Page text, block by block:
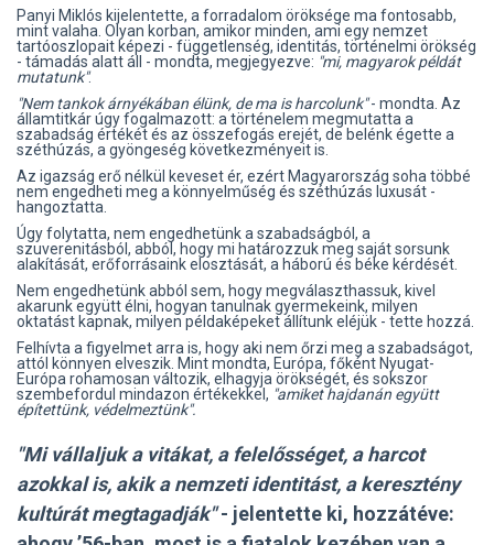
Panyi Miklós kijelentette, a forradalom öröksége ma fontosabb,
mint valaha. Olyan korban, amikor minden, ami egy nemzet
tartóoszlopait képezi - függetlenség, identitás, történelmi örökség
- támadás alatt áll - mondta, megjegyezve: "mi, magyarok példát
mutatunk".
"Nem tankok árnyékában élünk, de ma is harcolunk"- mondta. Az
államtitkár úgy fogalmazott: a történelem megmutatta a
szabadság értékét és az összefogás erejét, de belénk égette a
széthúzás, a gyöngeség következményeit is.
Az igazság erő nélkül keveset ér, ezért Magyarország soha többé
nem engedheti meg a könnyelműség és széthúzás luxusát -
hangoztatta.
Úgy folytatta, nem engedhetünk a szabadságból, a
szuverenitásból, abból, hogy mi határozzuk meg saját sorsunk
alakítását, erőforrásaink elosztását, a háború és béke kérdését.
Nem engedhetünk abból sem, hogy megválaszthassuk, kivel
akarunk együtt élni, hogyan tanulnak gyermekeink, milyen
oktatást kapnak, milyen példaképeket állítunk eléjük - tette hozzá.
Felhívta a figyelmet arra is, hogy aki nem őrzi meg a szabadságot,
attól könnyen elveszik. Mint mondta, Európa, főként Nyugat-
Európa rohamosan változik, elhagyja örökségét, és sokszor
szembefordul mindazon értékekkel, "amiket hajdanán együtt
építettünk, védelmeztünk".
"Mi vállaljuk a vitákat, a felelősséget, a harcot
azokkal is, akik a nemzeti identitást, a keresztény
kultúrát megtagadják"- jelentette ki, hozzátéve: